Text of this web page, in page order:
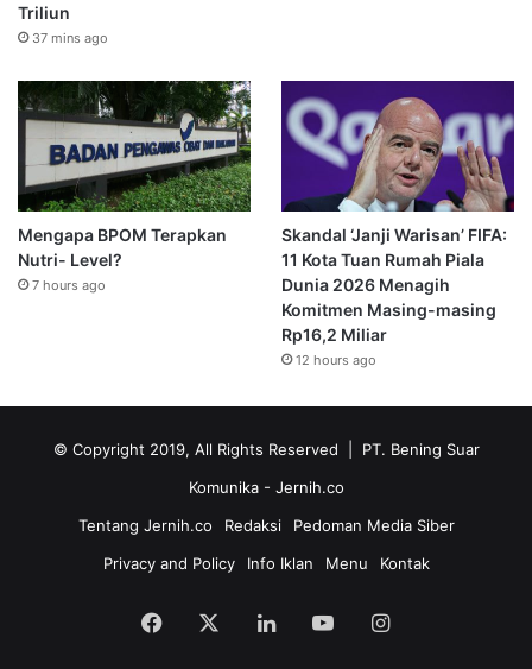
Triliun
37 mins ago
Mengapa BPOM Terapkan
Nutri- Level?
7 hours ago
Skandal ‘Janji Warisan’ FIFA:
11 Kota Tuan Rumah Piala
Dunia 2026 Menagih
Komitmen Masing-masing
Rp16,2 Miliar
12 hours ago
© Copyright 2019, All Rights Reserved | PT. Bening Suar
Komunika - Jernih.co
Tentang Jernih.co
Redaksi
Pedoman Media Siber
Privacy and Policy
Info Iklan Menu Kontak
Facebook LinkedInYouTubeInstagram